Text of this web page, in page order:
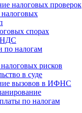
налоговых проверок
налоговых
спорах
НДС
по налогам
рисков
в суде
вызовов в ИФНС
по налогам